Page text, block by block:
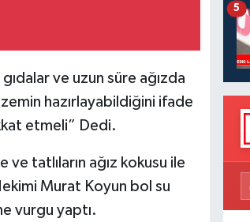
ve uzun süre ağızda
hazırlayabildiğini ifade
etmeli” Dedi.
tatlıların ağız kokusu ile
Murat Koyun bol su
vurgu yaptı.
5